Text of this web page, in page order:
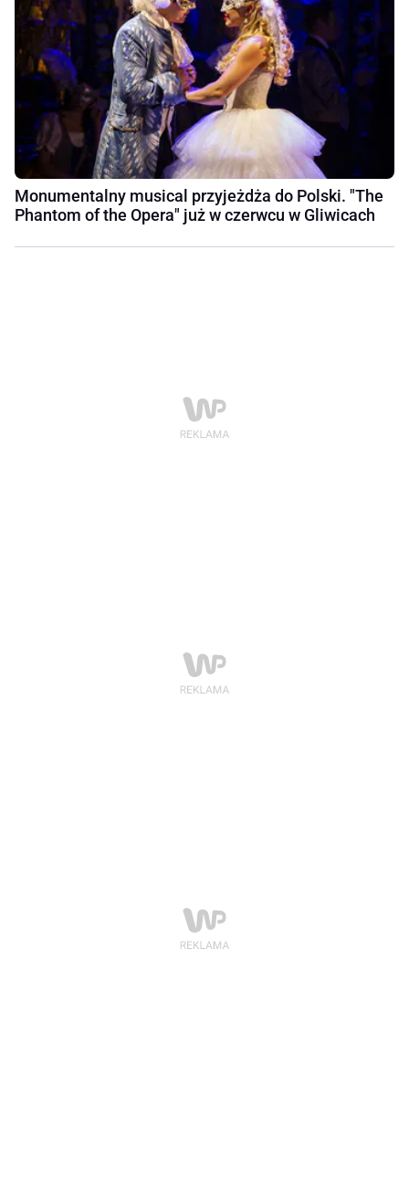
Monumentalny musical przyjeżdża do Polski. "The
Phantom of the Opera" już w czerwcu w Gliwicach